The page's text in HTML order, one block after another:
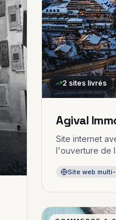
2 sites livrés
Agival
Site internet
l'ouverture de
Site web